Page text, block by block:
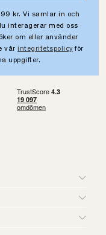
kr. Vi samlar in och
interagerar med oss
om eller använder
vår integritetspolicy för
uppgifter.